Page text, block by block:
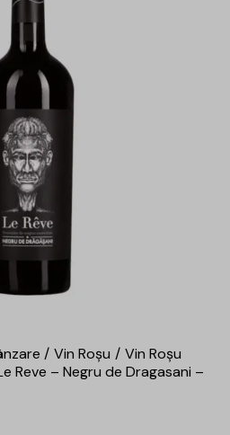
Vin Roșu
Vin Roșu
Reve – Negru de Dragasani –